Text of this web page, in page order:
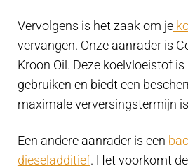
Vervolgens is het zaak om je
vervangen. Onze aanrader is
Kroon Oil. Deze koelvloeistof
gebruiken en biedt een
maximale verversingstermijn
Een andere aanrader is een
dieseladditief. Het voorkomt